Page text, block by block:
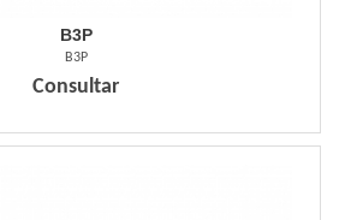
B3P
B3P
Consultar